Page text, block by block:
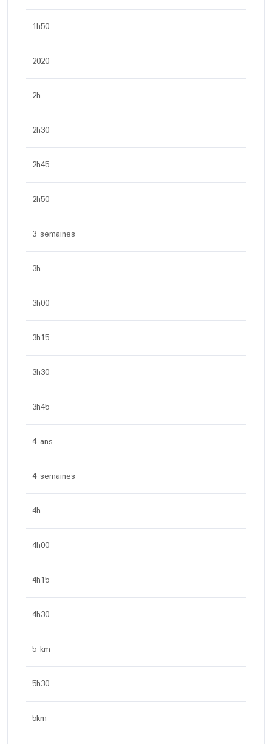
1h50
2020
2h
2h30
2h45
2h50
3 semaines
3h
3h00
3h15
3h30
3h45
4 ans
4 semaines
4h
4h00
4h15
4h30
5 km
5h30
5km